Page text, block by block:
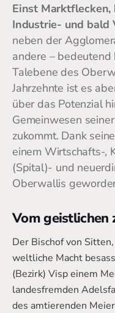
Einst
Industrie- und bald
neben der
andere –
Talebene des
Jahrzehnte ist es
über das Potenzial
Gemeinwesen
zukommt. Dank
einem Wirtschafts-,
(Spital)- und
Oberwallis
Vom geistlichen
Der Bischof von
weltliche Macht
(Bezirk) Visp einem
landesfremden
des amtierenden